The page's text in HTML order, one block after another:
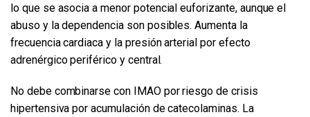
lo que se asocia a menor potencial euforizante, aunque el
abuso y la dependencia son posibles. Aumenta la
frecuencia cardiaca y la presión arterial por efecto
adrenérgico periférico y central.
No debe combinarse con IMAO por riesgo de crisis
hipertensiva por acumulación de catecolaminas. La